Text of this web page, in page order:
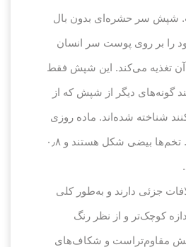
شپش سر حشره‌ای بدون بال
را بر روی پوست سر انسان
آن تغذیه می‌کند. این شپش فقط
گونه‌های دیگر از شپش که از
شناخته شده‌اند. ماده روزی
۳ تا ۴ تخم می‌گذارد. تخم‌ها بیضی شکل هستند و ۰٫۸
جزئی دارند و به‌طور کلی
کوچک‌تر و از نظر رنگ
مقاوم‌تراست و شکاف‌های